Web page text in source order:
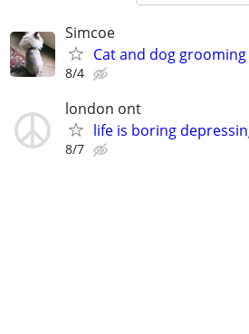
Simcoe
Cat and dog grooming
8/4
london ont
life is boring
8/7